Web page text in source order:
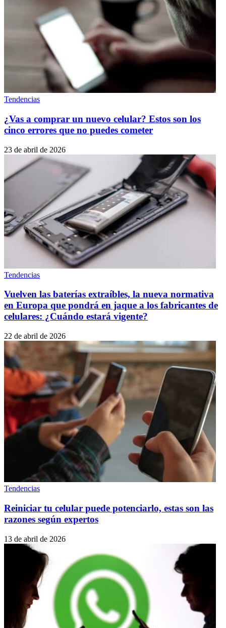
Tendencias
¿Vas a comprar un nuevo celular? Estos son los
cinco errores que no puedes cometer
23 de abril de 2026
Tendencias
Vuelven las baterías extraíbles, la nueva normativa
en Europa que pondrá en jaque a los fabricantes de
celulares: ¿Cuándo estará vigente?
22 de abril de 2026
Tendencias
Reiniciar tu celular puede potenciarlo, estas son las
razones según expertos
13 de abril de 2026